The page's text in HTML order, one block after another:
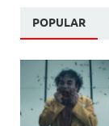
POPULAR